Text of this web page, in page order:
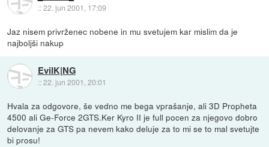
::22. jun 2001, 17:09
Jaz nisem privrženec nobene in mu svetujem kar mislim da je
najboljši nakup
EvilK|NG
::22. jun 2001, 20:01
Hvala za odgovore, še vedno me bega vprašanje, ali 3D Propheta
4500 ali Ge-Force 2GTS.Ker Kyro II je full pocen za njegovo dobro
delovanje za GTS pa nevem kako deluje za to mi se to mal svetujte
bi prosu!